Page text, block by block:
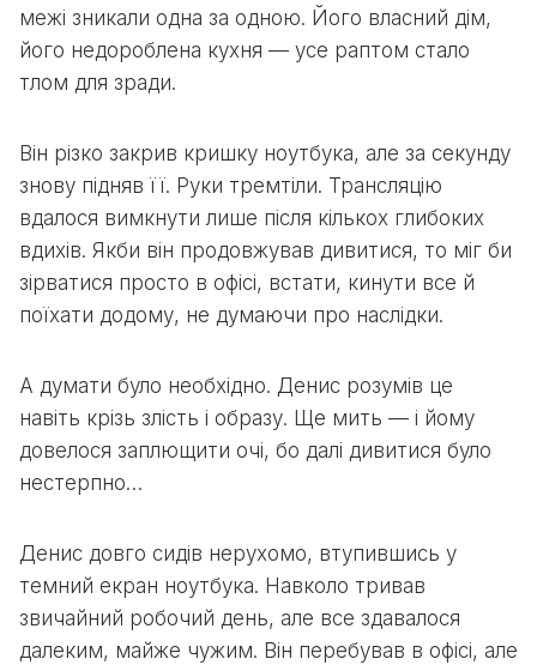
межі зникали одна за одною. Його власний дім,
його недороблена кухня — усе раптом стало
тлом для зради.
Він різко закрив кришку ноутбука, але за секунду
знову підняв її. Руки тремтіли. Трансляцію
вдалося вимкнути лише після кількох глибоких
вдихів. Якби він продовжував дивитися, то міг би
зірватися просто в офісі, встати, кинути все й
поїхати додому, не думаючи про наслідки.
А думати було необхідно. Денис розумів це
навіть крізь злість і образу. Ще мить — і йому
довелося заплющити очі, бо далі дивитися було
нестерпно…
Денис довго сидів нерухомо, втупившись у
темний екран ноутбука. Навколо тривав
звичайний робочий день, але все здавалося
далеким, майже чужим. Він перебував в офісі, але